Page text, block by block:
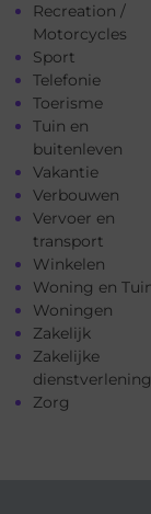
Recreation /
Motorcycles
Sport
Telefonie
Toerisme
Tuin en
buitenleven
Vakantie
Verbouwen
Vervoer en
transport
Winkelen
Woning en
Woningen
Zakelijk
Zakelijke
Zorg